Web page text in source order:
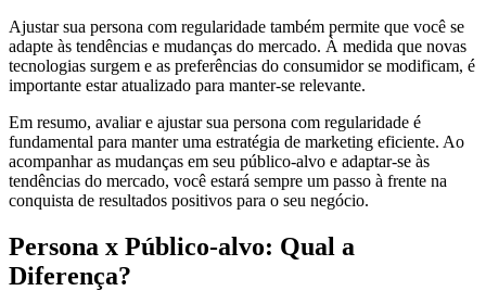
Ajustar sua persona com regularidade também permite que você se
adapte às tendências e mudanças do mercado. À medida que novas
tecnologias surgem e as preferências do consumidor se modificam, é
importante estar atualizado para manter-se relevante.
Em resumo, avaliar e ajustar sua persona com regularidade é
fundamental para manter uma estratégia de marketing eficiente. Ao
acompanhar as mudanças em seu público-alvo e adaptar-se às
tendências do mercado, você estará sempre um passo à frente na
conquista de resultados positivos para o seu negócio.
Persona x Público-alvo: Qual a
Diferença?